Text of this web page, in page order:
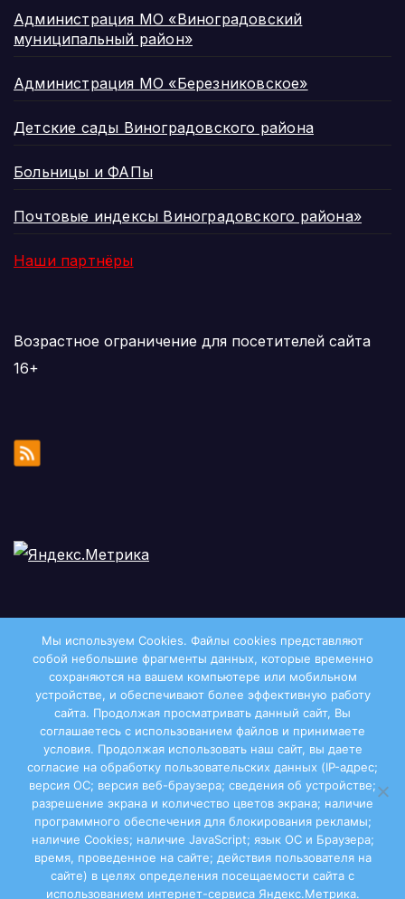
Администрация МО «Виноградовский
муниципальный район»
Администрация МО «Березниковское»
Детские сады Виноградовского района
Больницы и ФАПы
Почтовые индексы Виноградовского района»
Наши партнёры
Возрастное ограничение для посетителей сайта
16+
Двиноважье
Сайт работает на WordPress|Тема:Newsup, автор
Themeansar
Мы используем Cookies. Файлы сookies представляют
собой небольшие фрагменты данных, которые временно
сохраняются на вашем компьютере или мобильном
устройстве, и обеспечивают более эффективную работу
сайта. Продолжая просматривать данный сайт, Вы
соглашаетесь с использованием файлов и принимаете
условия. Продолжая использовать наш сайт, вы даете
согласие на обработку пользовательских данных (IP-адрес;
версия ОС; версия веб-браузера; сведения об устройстве;
разрешение экрана и количество цветов экрана; наличие
программного обеспечения для блокирования рекламы;
наличие Cookies; наличие JavaScript; язык ОС и Браузера;
время, проведенное на сайте; действия пользователя на
сайте) в целях определения посещаемости сайта с
использованием интернет-сервиса Яндекс.Метрика.